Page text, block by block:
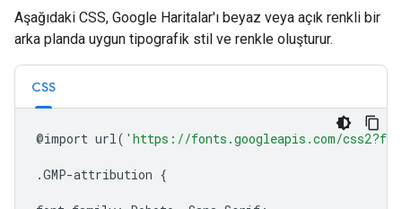
Aşağıdaki CSS, Google Haritalar'ı beyaz veya açık renkli bir
arka planda uygun tipografik stil ve renkle oluşturur.
CSS
@import url( 'https://fonts.googleapis.com/
.GMP-attribution {